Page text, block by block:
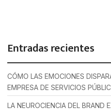
Entradas recientes
CÓMO LAS EMOCIONES
EMPRESA DE SERVICIOS
LA NEUROCIENCIA DEL BRAND